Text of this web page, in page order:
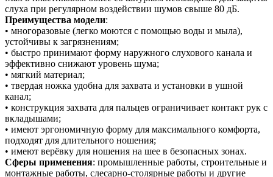
слуха при регулярном воздействии шумов свыше 80 дБ.
Преимущества модели:
• многоразовые (легко моются с помощью воды и мыла),
устойчивы к загрязнениям;
• быстро принимают форму наружного слухового канала и
эффективно снижают уровень шума;
• мягкий материал;
• твердая ножка удобна для захвата и установки в ушной
канал;
• конструкция захвата для пальцев ограничивает контакт рук с
вкладышами;
• имеют эргономичную форму для максимального комфорта,
подходят для длительного ношения;
• имеют верёвку для ношения на шее в безопасных зонах.
Сферы применения: промышленные работы, строительные и
монтажные работы, слесарно-столярные работы и другие